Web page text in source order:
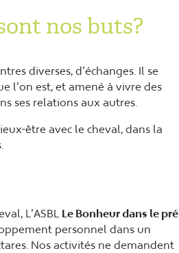
nos buts?
diverses, d’échanges. Il se
l’on est, et amené à vivre des
ses relations aux autres.
être avec le cheval, dans la
L’ASBL Le Bonheur dans le pré
personnel dans un
Nos activités ne demandent